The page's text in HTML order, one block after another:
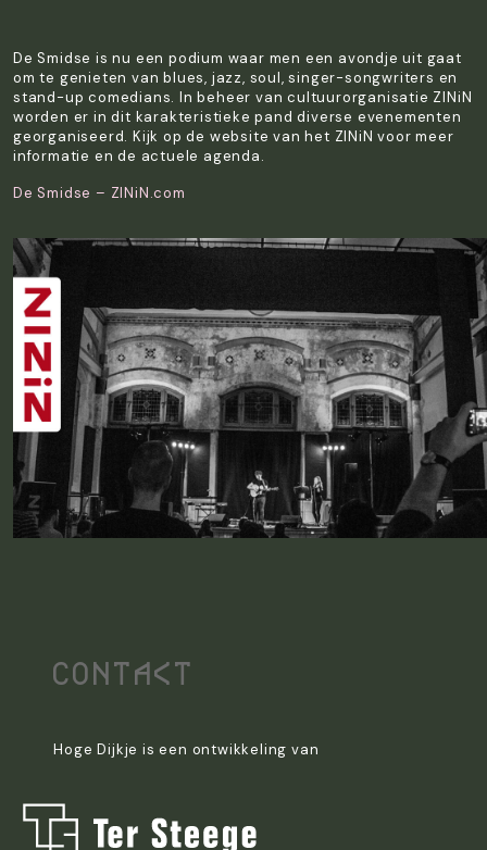
De Smidse is nu een podium waar men een avondje uit gaat
om te genieten van blues, jazz, soul, singer-songwriters en
stand-up comedians. In beheer van cultuurorganisatie ZINiN
worden er in dit karakteristieke pand diverse evenementen
georganiseerd. Kijk op de website van het ZINiN voor meer
informatie en de actuele agenda.
De Smidse – ZINiN.com
Contact
Hoge Dijkje is een ontwikkeling van